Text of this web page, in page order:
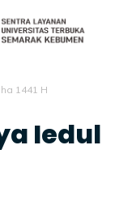
1441 H
Iedul